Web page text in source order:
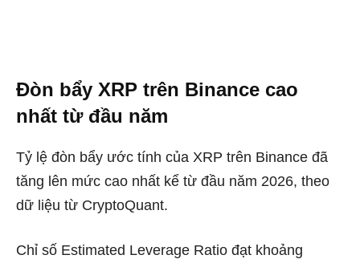
Đòn bẩy XRP trên Binance cao
nhất từ đầu năm
Tỷ lệ đòn bẩy ước tính của XRP trên Binance đã
tăng lên mức cao nhất kể từ đầu năm 2026, theo
dữ liệu từ CryptoQuant.
Chỉ số Estimated Leverage Ratio đạt khoảng